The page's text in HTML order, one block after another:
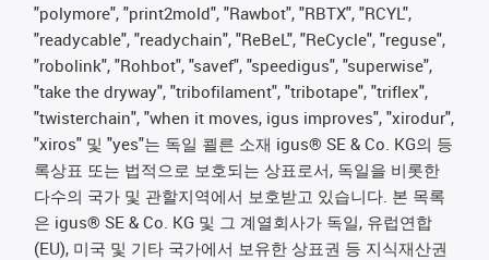
"polymore", "print2mold", "Rawbot", "RBTX", "RCYL",
"readycable", "readychain", "ReBeL", "ReCycle", "reguse",
"robolink", "Rohbot", "savef", "speedigus", "superwise",
"take the dryway", "tribofilament", "tribotape", "triflex",
"twisterchain", "when it moves, igus improves", "xirodur",
"xiros" 및 "yes"는 독일 쾰른 소재 igus® SE & Co. KG의 등
록상표 또는 법적으로 보호되는 상표로서, 독일을 비롯한
다수의 국가 및 관할지역에서 보호받고 있습니다. 본 목록
은 igus® SE & Co. KG 및 그 계열회사가 독일, 유럽연합
(EU), 미국 및 기타 국가에서 보유한 상표권 등 지식재산권